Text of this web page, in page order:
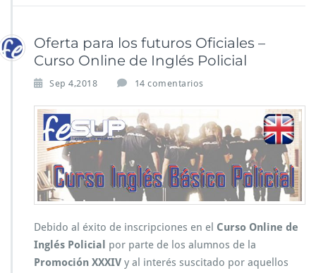
Oferta para los futuros Oficiales –
Curso Online de Inglés Policial
Sep 4,2018 14 comentarios
Debido al éxito de inscripciones en el Curso Online de
Inglés Policial
por parte de los alumnos de la
Promoción XXXIV y al interés suscitado por aquellos